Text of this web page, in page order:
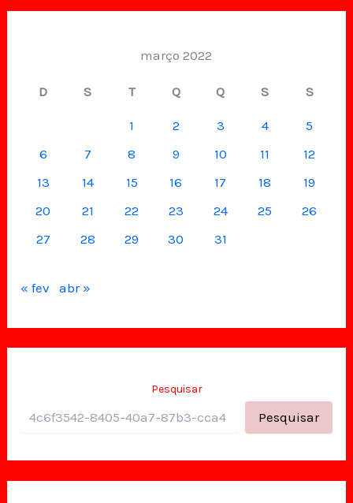
março 2022
D S T Q Q S S
1 2 3 4
5
6
7 8 9 10 11
12
13
14 15 16 17 18
19
20
21 22 23 24 25
26
27
28 29 30 31
« fev abr »
Pesquisar
Pesquisar